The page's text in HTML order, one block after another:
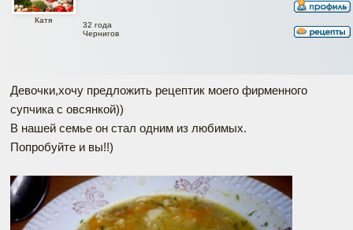
Катя
32 года
Чернигов
Девочки,хочу предложить рецептик моего фирменного
супчика с овсянкой))
В нашей семье он стал одним из любимых.
Попробуйте и вы!!)